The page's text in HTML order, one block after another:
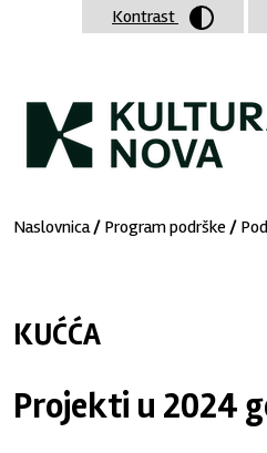
Naslovnica/ Program podrške /
KUĆĆA
Projekti u 2024
Kontrast